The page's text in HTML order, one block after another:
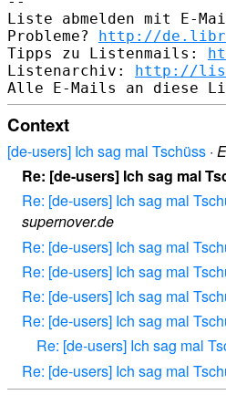
Liste abmelden mit E-
Probleme? http://
Tipps zu Listenmails:
Listenarchiv: http://
Context
[de-users] Ich sag mal Tschüss ·
Re: [de-users] Ich sag mal
Re: [de-users] Ich sag mal
supernover.de
Re: [de-users] Ich sag mal
Re: [de-users] Ich sag mal
Re: [de-users] Ich sag mal
Re: [de-users] Ich sag mal
Re: [de-users] Ich sag mal
Re: [de-users] Ich sag mal